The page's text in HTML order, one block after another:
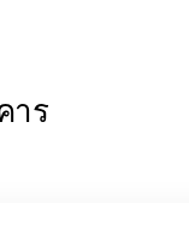
าร